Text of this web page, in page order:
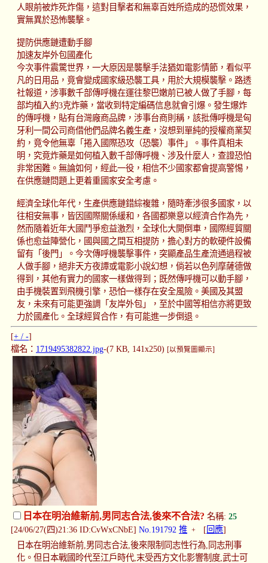
人眼前被炸死炸傷，這對目擊者和無辜百姓所造成的恐慌效果，
實無異於恐怖襲擊。
提防供應鏈遭動手腳
加速友岸外包國產化
今次事件震驚世界，一大原因是襲擊手法猶如電影情節，看似平
凡的日用品，竟會變成國家級恐襲工具，用於大規模襲擊。路透
社報道，涉事數千部傳呼機在運往黎巴嫩前已被人做了手腳，每
部均植入約3克炸藥，當收到特定編碼信息就會引爆。發生爆炸
的傳呼機，貼有台灣廠商品牌，涉事台商則稱，該批傳呼機是匈
牙利一間公司商借他們品牌名義生產，沒想到單純的授權商業契
約，竟令他無辜「捲入國際恐攻（恐襲）事件」。事件真相未
明，究竟炸藥是如何植入數千部傳呼機、涉及什麼人，查證恐怕
非常困難。無論如何，經此一役，相信不少國家都會提高警惕，
在供應鏈問題上更着重國家安全考慮。
經濟全球化年代，生產供應鏈錯綜複雜，隨時牽涉很多國家，以
往相安無事，皆因國際關係緩和，各國都樂意以經濟合作為先，
然而隨着近年大國鬥爭愈益激烈，全球化大開倒車，國際經貿關
係也愈益陣營化，國與國之間互相提防，擔心對方的軟硬件設備
留有「後門」。今次傳呼機襲擊事件，突顯產品生產流通過程被
人做手腳，絕非天方夜譚或電影小說幻想，倘若以色列摩薩德做
得到，其他有實力的國家一樣做得到；既然傳呼機可以動手腳，
由手機裝置到飛機引擎，恐怕一樣存在安全風險。美國及其盟
友，未來有可能更強調「友岸外包」，至於中國等相信亦將更致
力於國產化。全球經貿合作，有可能進一步倒退。
[+ / -]
檔名： 1719495382822.jpg-(7 KB, 141x250) [以預覽圖顯示]
日本在明治維新前,男同志合法,後來不合法? 名稱: 25
[24/06/27(四)21:36 ID:CvWxCNbE] No.191792 推 + [ 回應]
日本在明治維新前,男同志合法,後來限制同志性行為,同志刑事
化。但日本戰國昤代至江戶時代,末受西方文化影響制度,武士可